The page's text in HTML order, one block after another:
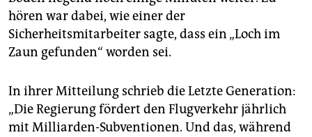
hören war dabei, wie einer der
Sicherheitsmitarbeiter sagte, dass ein „Loch im
Zaun gefunden“ worden sei.
In ihrer Mitteilung schrieb die Letzte Generation:
„Die Regierung fördert den Flugverkehr jährlich
mit Milliarden-Subventionen. Und das, während